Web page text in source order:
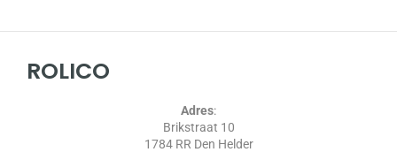
ROLICO
Adres:
Brikstraat 10
1784 RR Den Helder